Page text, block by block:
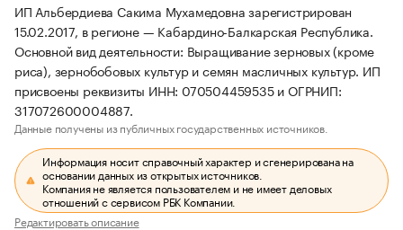
ИП Альбердиева Сакима Мухамедовна зарегистрирован
15.02.2017, в регионе — Кабардино-Балкарская Республика.
Основной вид деятельности: Выращивание зерновых (кроме
риса), зернобобовых культур и семян масличных культур. ИП
присвоены реквизиты ИНН: 070504459535 и ОГРНИП:
317072600004887.
Данные получены из публичных государственных источников.
Информация носит справочный характер и сгенерирована на
основании данных из открытых источников.
Компания не является пользователем и не имеет деловых
отношений с сервисом РБК Компании.
Редактировать описание